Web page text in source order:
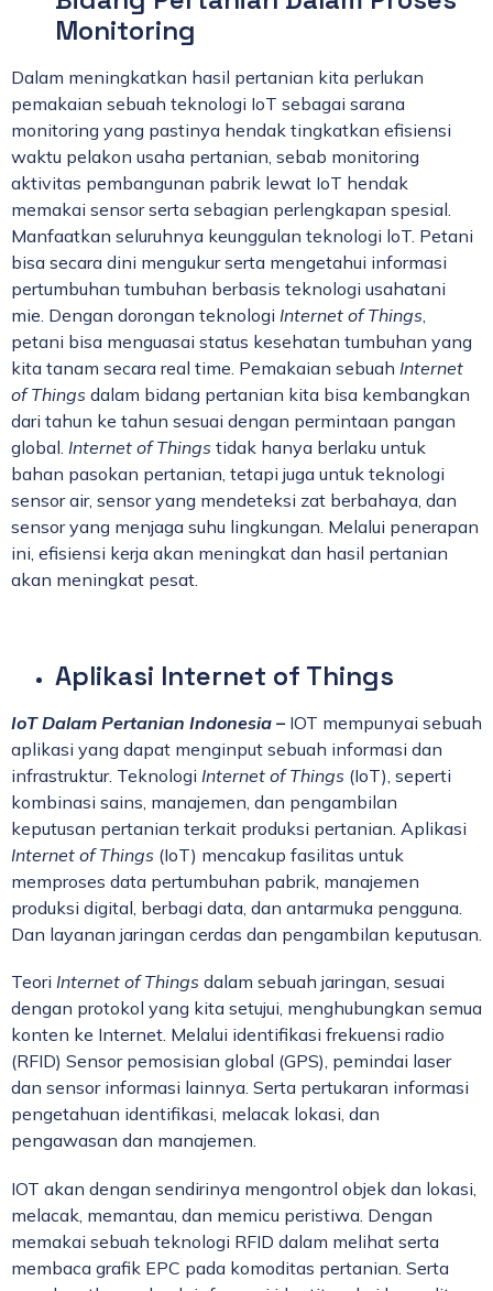
Monitoring
Dalam meningkatkan hasil pertanian kita perlukan
pemakaian sebuah teknologi IoT sebagai sarana
monitoring yang pastinya hendak tingkatkan efisiensi
waktu pelakon usaha pertanian, sebab monitoring
aktivitas pembangunan pabrik lewat IoT hendak
memakai sensor serta sebagian perlengkapan spesial.
Manfaatkan seluruhnya keunggulan teknologi loT. Petani
bisa secara dini mengukur serta mengetahui informasi
pertumbuhan tumbuhan berbasis teknologi usahatani
mie. Dengan dorongan teknologi Internet of Things
petani bisa menguasai status kesehatan tumbuhan yang
kita tanam secara real time. Pemakaian sebuah Internet
of Things dalam bidang pertanian kita bisa kembangkan
dari tahun ke tahun sesuai dengan permintaan pangan
global. Internet of Things tidak hanya berlaku untuk
bahan pasokan pertanian, tetapi juga untuk teknologi
sensor air, sensor yang mendeteksi zat berbahaya, dan
sensor yang menjaga suhu lingkungan. Melalui penerapan
ini, efisiensi kerja akan meningkat dan hasil pertanian
akan meningkat pesat.
Aplikasi Internet of Things
IoT Dalam Pertanian Indonesia – IOT mempunyai sebuah
aplikasi yang dapat menginput sebuah informasi dan
infrastruktur. Teknologi Internet of Things (IoT), seperti
kombinasi sains, manajemen, dan pengambilan
keputusan pertanian terkait produksi pertanian. Aplikasi
Internet of Things (IoT) mencakup fasilitas untuk
memproses data pertumbuhan pabrik, manajemen
produksi digital, berbagi data, dan antarmuka pengguna.
Dan layanan jaringan cerdas dan pengambilan keputusan.
Teori Internet of Things dalam sebuah jaringan, sesuai
dengan protokol yang kita setujui, menghubungkan semua
konten ke Internet. Melalui identifikasi frekuensi radio
(RFID) Sensor pemosisian global (GPS), pemindai laser
dan sensor informasi lainnya. Serta pertukaran informasi
pengetahuan identifikasi, melacak lokasi, dan
pengawasan dan manajemen.
IOT akan dengan sendirinya mengontrol objek dan lokasi,
melacak, memantau, dan memicu peristiwa. Dengan
memakai sebuah teknologi RFID dalam melihat serta
membaca grafik EPC pada komoditas pertanian. Serta